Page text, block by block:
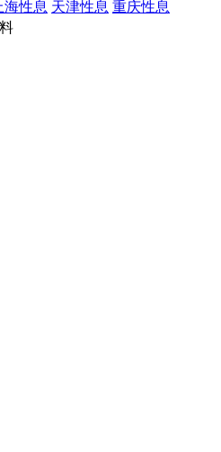
海性息 天津性息 重庆性息